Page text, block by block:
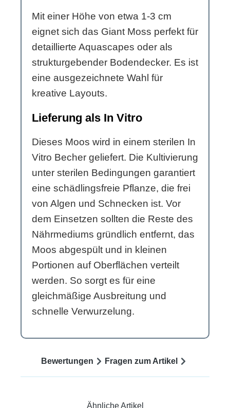
Mit einer Höhe von etwa 1-3 cm
eignet sich das Giant Moss perfekt für
detaillierte Aquascapes oder als
strukturgebender Bodendecker. Es ist
eine ausgezeichnete Wahl für
kreative Layouts.
Lieferung als In Vitro
Dieses Moos wird in einem sterilen In
Vitro Becher geliefert. Die Kultivierung
unter sterilen Bedingungen garantiert
eine schädlingsfreie Pflanze, die frei
von Algen und Schnecken ist. Vor
dem Einsetzen sollten die Reste des
Nährmediums gründlich entfernt, das
Moos abgespült und in kleinen
Portionen auf Oberflächen verteilt
werden. So sorgt es für eine
gleichmäßige Ausbreitung und
schnelle Verwurzelung.
Bewertungen Fragen zum Artikel
Ähnliche Artikel